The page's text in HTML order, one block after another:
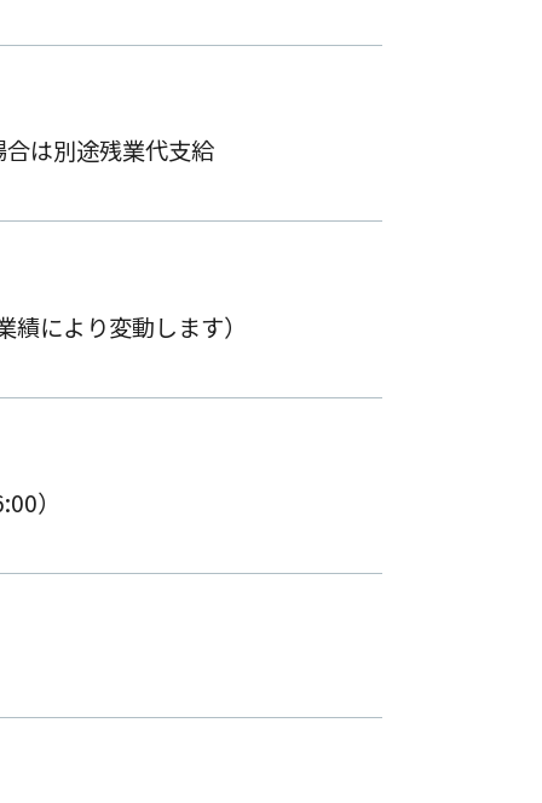
は別途残業代支給
により変動します）
）